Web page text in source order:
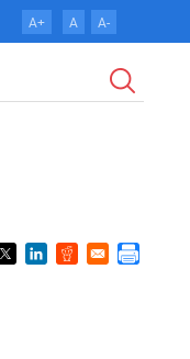
A+ A A-